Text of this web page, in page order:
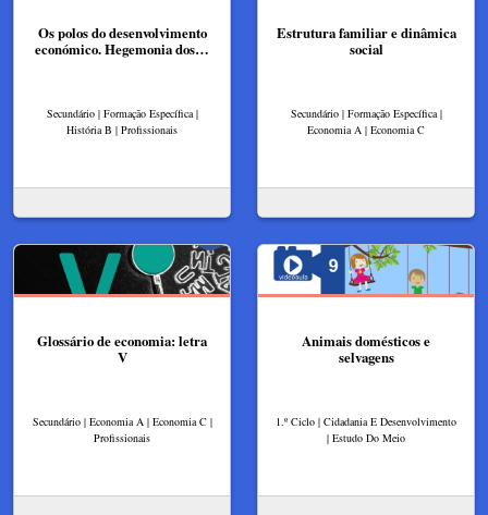
Os polos do desenvolvimento
económico. Hegemonia dos…
Secundário | Formação Específica |
História B | Profissionais
Estrutura familiar e dinâmica
social
Secundário | Formação Específica |
Economia A | Economia C
Glossário de economia: letra
V
Secundário | Economia A | Economia C |
Profissionais
Animais domésticos e
selvagens
1.º Ciclo | Cidadania E Desenvolvimento
| Estudo Do Meio